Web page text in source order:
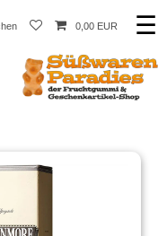
0,00 EUR ☰